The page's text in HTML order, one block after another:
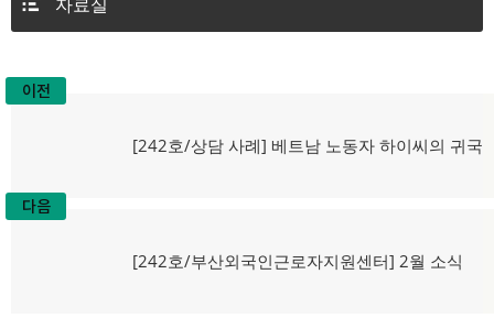
글
색
이전
이
[242호/상담 사례] 베트남 노동자 하이씨의 귀국
다음
다
[242호/부산외국인근로자지원센터] 2월 소식